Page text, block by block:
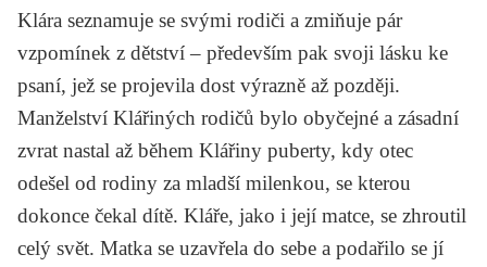
Klára seznamuje se svými rodiči a zmiňuje pár
vzpomínek z dětství – především pak svoji lásku ke
psaní, jež se projevila dost výrazně až později.
Manželství Klářiných rodičů bylo obyčejné a zásadní
zvrat nastal až během Klářiny puberty, kdy otec
odešel od rodiny za mladší milenkou, se kterou
dokonce čekal dítě. Kláře, jako i její matce, se zhroutil
celý svět. Matka se uzavřela do sebe a podařilo se jí